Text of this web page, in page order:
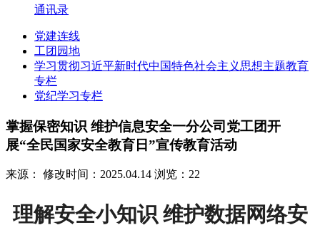
通讯录
党建连线
工团园地
学习贯彻习近平新时代中国特色社会主义思想主题教育
专栏
党纪学习专栏
掌握保密知识 维护信息安全一分公司党工团开
展“全民国家安全教育日”宣传教育活动
来源： 修改时间：2025.04.14 浏览：22
理解安全小知识 维护数据网络安